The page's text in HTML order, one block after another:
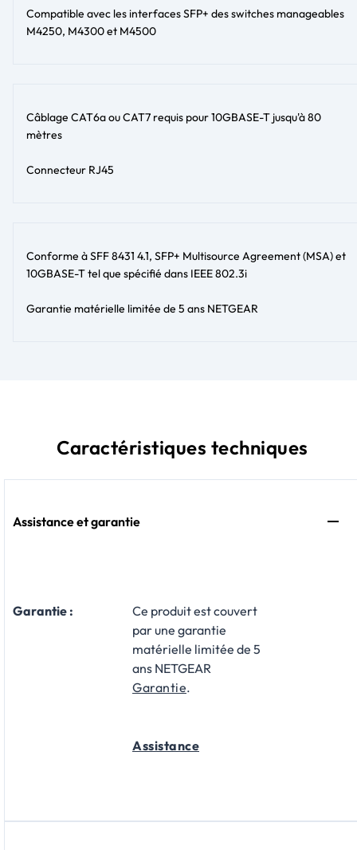
Compatible avec les interfaces SFP+ des switches manageables
M4250, M4300 et M4500
Câblage CAT6a ou CAT7 requis pour 10GBASE-T jusqu'à 80
mètres
Connecteur RJ45
Conforme à SFF 8431 4.1, SFP+ Multisource Agreement (MSA) et
10GBASE-T tel que spécifié dans IEEE 802.3i
Garantie matérielle limitée de 5 ans NETGEAR
Caractéristiques techniques
Assistance et garantie
Garantie :
Ce produit est couvert
par une garantie
matérielle limitée de 5
ans NETGEAR
Garantie.
Assistance